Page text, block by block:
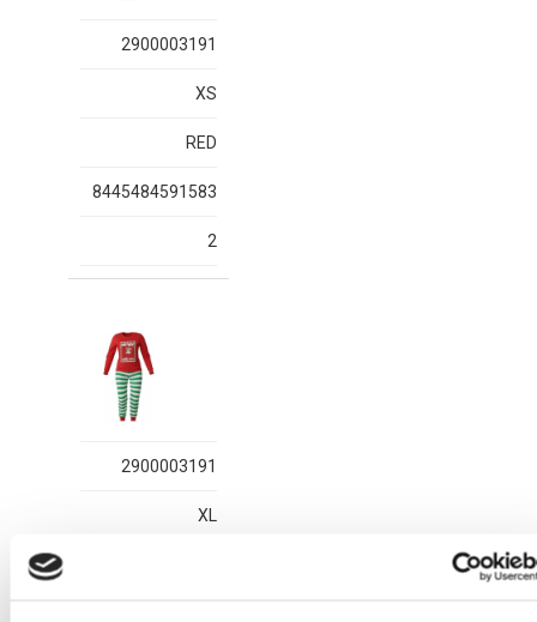
2900003191
XS
RED
8445484591583
2
2900003191
XL